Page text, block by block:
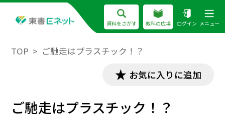
資料をさがす 教科の広場 ログイン メニュー
TOP ご馳走はプラスチック！？
お気に入りに追加
ご馳走はプラスチック！？